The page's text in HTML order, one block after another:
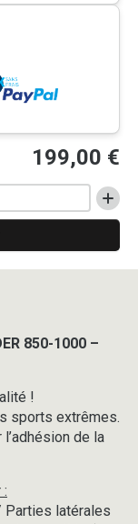
199,00 €
850-1000 –
!
sports extrêmes.
de la
Parties latérales